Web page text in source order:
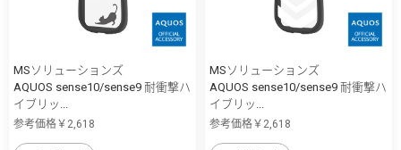
MSソリューションズ
AQUOS sense10/sense9 耐衝撃ハ
イブリッ...
参考価格￥2,618
MSソリューションズ
AQUOS sense10/sense9 耐衝撃ハ
イブリッ...
参考価格￥2,618